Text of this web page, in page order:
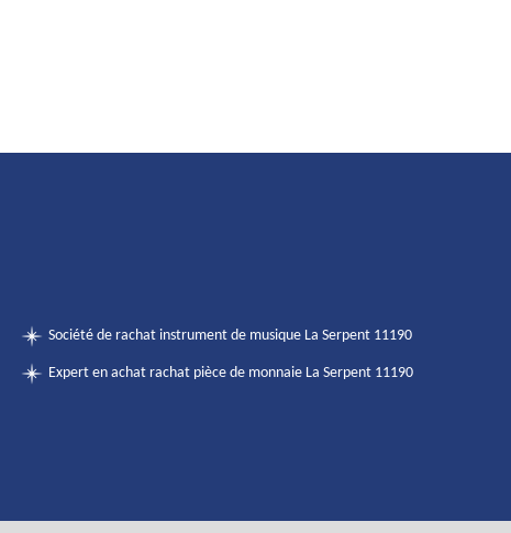
Société de rachat instrument de musique La Serpent 11190
Expert en achat rachat pièce de monnaie La Serpent 11190